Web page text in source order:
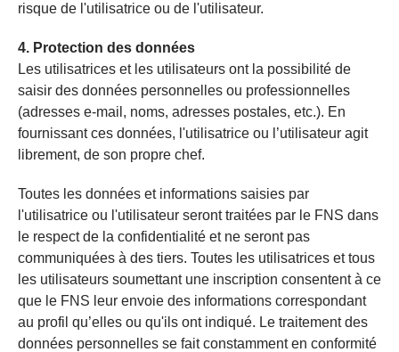
risque de l'utilisatrice ou de l'utilisateur.
4. Protection des données
Les utilisatrices et les utilisateurs ont la possibilité de
saisir des données personnelles ou professionnelles
(adresses e-mail, noms, adresses postales, etc.). En
fournissant ces données, l'utilisatrice ou l’utilisateur agit
librement, de son propre chef.
Toutes les données et informations saisies par
l'utilisatrice ou l'utilisateur seront traitées par le FNS dans
le respect de la confidentialité et ne seront pas
communiquées à des tiers. Toutes les utilisatrices et tous
les utilisateurs soumettant une inscription consentent à ce
que le FNS leur envoie des informations correspondant
au profil qu’elles ou qu'ils ont indiqué. Le traitement des
données personnelles se fait constamment en conformité